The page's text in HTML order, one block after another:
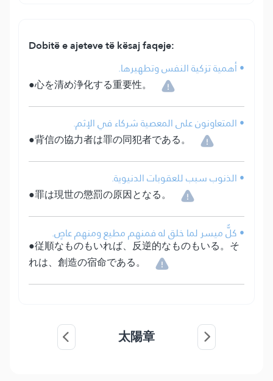
Dobitë e ajeteve të kësaj faqeje:
• أهمية تزكية النفس وتطهيرها.
●心を清め浄化する重要性。
• المتعاونون على المعصية شركاء في الإثم.
●背信の協力者は罪の同犯者である。
• الذنوب سبب للعقوبات الدنيوية.
●罪は現世の懲罰の原因となる。
• كلٌّ ميسر لما خلق له فمنهم مطيع ومنهم عاصٍ.
●従順なものもいれば、反逆的なものもいる。そ
れは、創造の宿命である。
太陽章